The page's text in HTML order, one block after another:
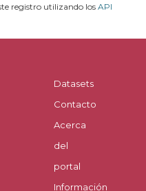
registro utilizando losAPI
Datasets
Contacto
Acerca
del
portal
Información